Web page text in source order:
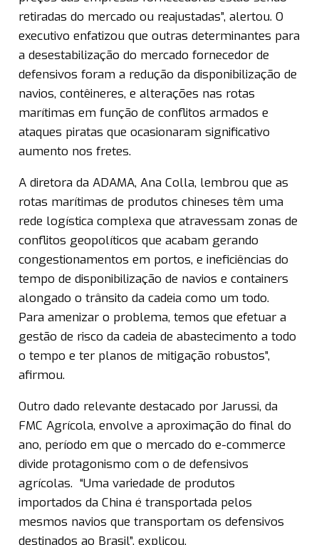
retiradas do mercado ou reajustadas”, alertou. O
executivo enfatizou que outras determinantes para
a desestabilização do mercado fornecedor de
defensivos foram a redução da disponibilização de
navios, contêineres, e alterações nas rotas
marítimas em função de conflitos armados e
ataques piratas que ocasionaram significativo
aumento nos fretes.
A diretora da ADAMA, Ana Colla, lembrou que as
rotas marítimas de produtos chineses têm uma
rede logística complexa que atravessam zonas de
conflitos geopolíticos que acabam gerando
congestionamentos em portos, e ineficiências do
tempo de disponibilização de navios e containers
alongado o trânsito da cadeia como um todo.
Para amenizar o problema, temos que efetuar a
gestão de risco da cadeia de abastecimento a todo
o tempo e ter planos de mitigação robustos”,
afirmou.
Outro dado relevante destacado por Jarussi, da
FMC Agrícola, envolve a aproximação do final do
ano, período em que o mercado do e-commerce
divide protagonismo com o de defensivos
agrícolas. “Uma variedade de produtos
importados da China é transportada pelos
mesmos navios que transportam os defensivos
destinados ao Brasil”, explicou.